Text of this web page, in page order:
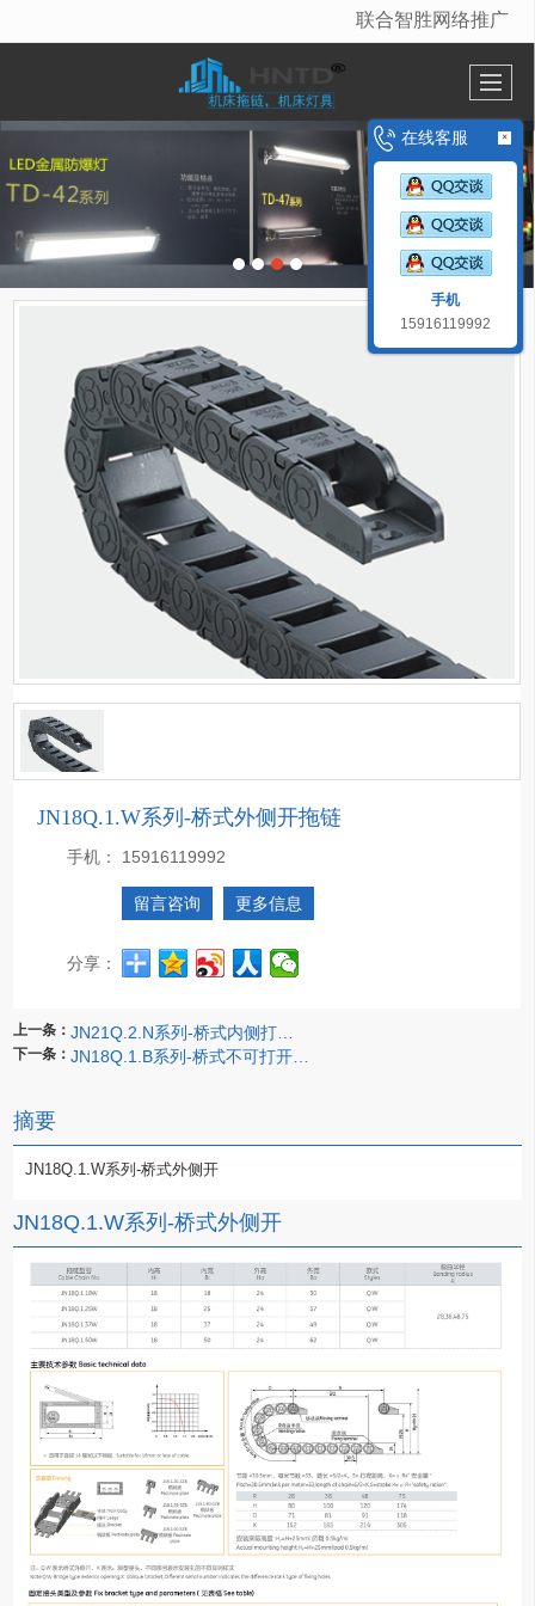
很遗憾，因您的浏览器版本过低导致无法获得最佳浏览体验，推荐下载安装谷歌浏览器！
联合智胜网络推广
JN18Q.1.W系列-桥式外侧开拖链
手机： 15916119992
留言咨询 更多信息
分享：
上一条：
下一条：
摘要
JN18Q.1.W系列-桥式外侧开
JN18Q.1.W系列-桥式外侧开
在线客服 ×
手机
15916119992